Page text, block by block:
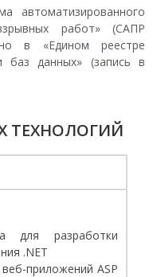
автоматизированного
работ» (САПР
в «Едином реестре
данных» (запись в
ТЕХНОЛОГИЙ
для разработки
.NET
приложений ASP